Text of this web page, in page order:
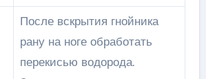
После вскрытия гнойника
рану на ноге обработать
перекисью водорода.